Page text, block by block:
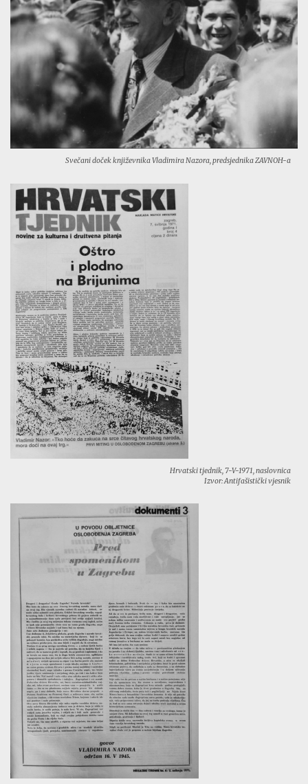
Svečani doček književnika Vladimira Nazora, predsjednika ZAVNOH-a
Hrvatski tjednik, 7-V-1971, naslovnica
Izvor: Antifašistički vjesnik